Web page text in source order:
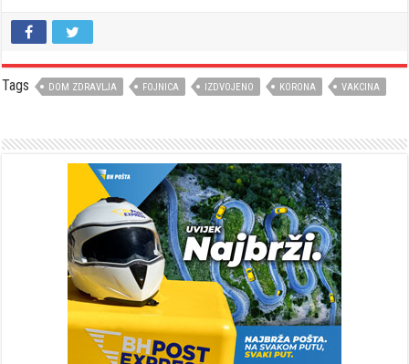
Tags DOM ZDRAVLJA FOJNICA IZDVOJENO KORONA VAKCINA